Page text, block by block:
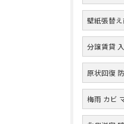
壁紙張替
分譲賃貸
原状回復
梅雨 カビ